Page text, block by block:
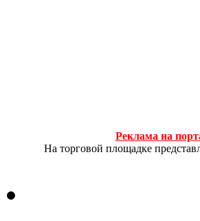
Реклама на
На торговой площадке